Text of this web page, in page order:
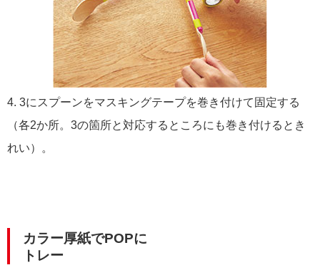
4. 3にスプーンをマスキングテープを巻き付けて固定する
（各2か所。3の箇所と対応するところにも巻き付けるとき
れい）。
カラー厚紙でPOPに
トレー